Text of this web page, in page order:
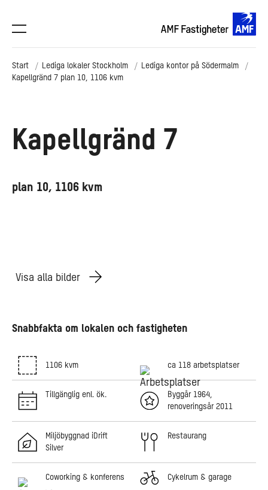
Start Lediga lokaler Stockholm
Lediga kontor på Södermalm
Kapellgränd 7 plan 10, 1106 kvm
Kapellgränd 7
plan 10, 1106 kvm
Visa alla bilder
Snabbfakta om lokalen och fastigheten
1106 kvm ca 118 arbetsplatser
Tillgänglig enl. ök.
Byggår 1964,
renoveringsår 2011
Miljöbyggnad iDrift
Silver
Restaurang
Coworking & konferens Cykelrum & garage